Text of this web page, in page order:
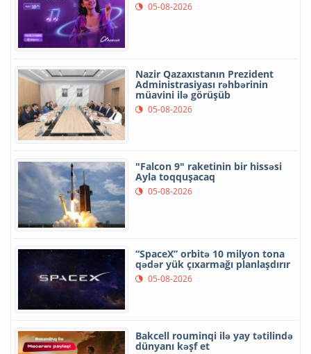
05-08-2026
Nazir Qazaxıstanın Prezident
Administrasiyası rəhbərinin
müavini ilə görüşüb
05-08-2026
"Falcon 9" raketinin bir hissəsi
Ayla toqquşacaq
05-08-2026
“SpaceX” orbitə 10 milyon tona
qədər yük çıxarmağı planlaşdırır
05-08-2026
Bakcell rouminqi ilə yay tətilində
dünyanı kəşf et